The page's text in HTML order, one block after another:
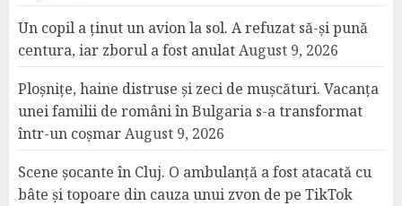
Un copil a ținut un avion la sol. A refuzat să-și pună
centura, iar zborul a fost anulatAugust 9, 2026
Ploșnițe, haine distruse și zeci de mușcături. Vacanța
unei familii de români în Bulgaria s-a transformat
într-un coșmarAugust 9, 2026
Scene șocante în Cluj. O ambulanță a fost atacată cu
bâte și topoare din cauza unui zvon de pe TikTok